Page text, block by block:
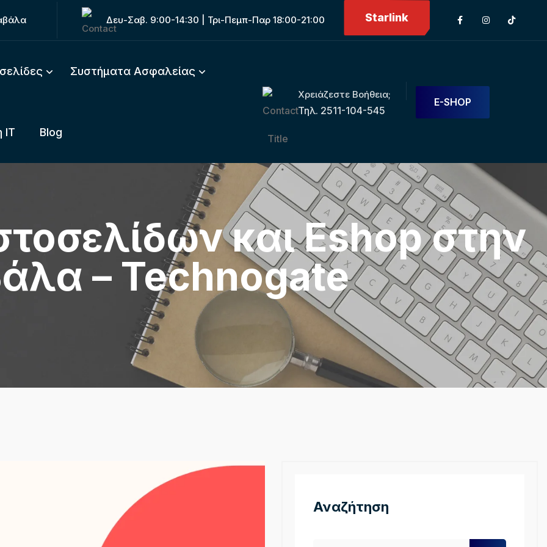
Δευ-Σαβ. 9:00-14:30 | Τρι-Πεμπ-Παρ 18:00-21:00 Starlink
Χρειάζεστε Βοήθεια;
Τηλ. 2511-104-545
E-SHOP
Συστήματα Ασφαλείας
IT Blog
και Eshop στην
– Technogate
Αναζήτηση